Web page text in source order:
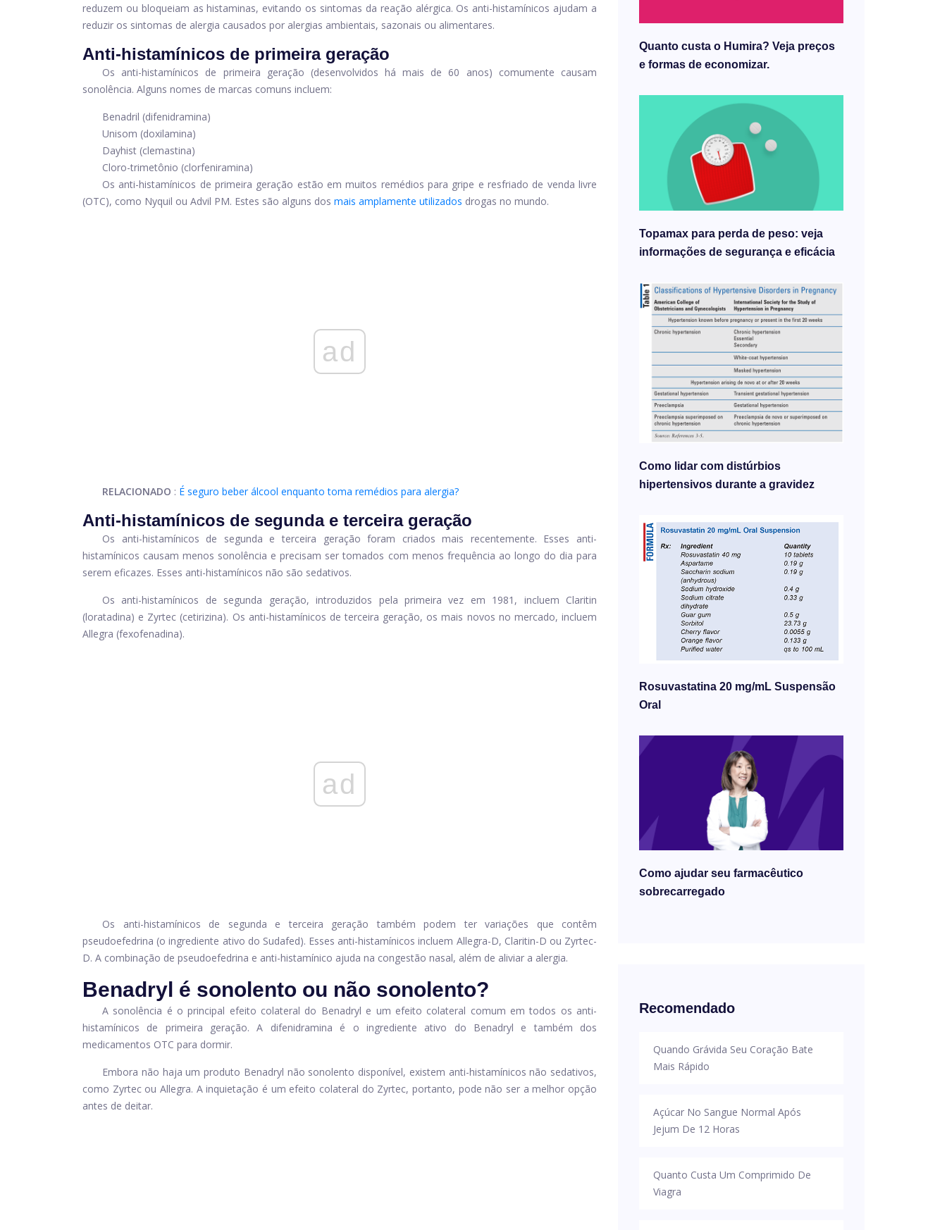
reduzem ou bloqueiam as histaminas, evitando os sintomas da reação alérgica. Os anti-histamínicos ajudam a
reduzir os sintomas de alergia causados ​​por alergias ambientais, sazonais ou alimentares.
Anti-histamínicos de primeira geração
Os anti-histamínicos de primeira geração (desenvolvidos há mais de 60 anos) comumente causam
sonolência. Alguns nomes de marcas comuns incluem:
Benadril (difenidramina)
Unisom (doxilamina)
Dayhist (clemastina)
Cloro-trimetônio (clorfeniramina)
Os anti-histamínicos de primeira geração estão em muitos remédios para gripe e resfriado de venda livre
(OTC), como Nyquil ou Advil PM. Estes são alguns dos mais amplamente utilizados drogas no mundo.
ad
RELACIONADO : É seguro beber álcool enquanto toma remédios para alergia?
Anti-histamínicos de segunda e terceira geração
Os anti-histamínicos de segunda e terceira geração foram criados mais recentemente. Esses anti-
histamínicos causam menos sonolência e precisam ser tomados com menos frequência ao longo do dia para
serem eficazes. Esses anti-histamínicos não são sedativos.
Os anti-histamínicos de segunda geração, introduzidos pela primeira vez em 1981, incluem Claritin
(loratadina) e Zyrtec (cetirizina). Os anti-histamínicos de terceira geração, os mais novos no mercado, incluem
Allegra (fexofenadina).
ad
Os anti-histamínicos de segunda e terceira geração também podem ter variações que contêm
pseudoefedrina (o ingrediente ativo do Sudafed). Esses anti-histamínicos incluem Allegra-D, Claritin-D ou Zyrtec-
D. A combinação de pseudoefedrina e anti-histamínico ajuda na congestão nasal, além de aliviar a alergia.
Benadryl é sonolento ou não sonolento?
A sonolência é o principal efeito colateral do Benadryl e um efeito colateral comum em todos os anti-
histamínicos de primeira geração. A difenidramina é o ingrediente ativo do Benadryl e também dos
medicamentos OTC para dormir.
Embora não haja um produto Benadryl não sonolento disponível, existem anti-histamínicos não sedativos,
como Zyrtec ou Allegra. A inquietação é um efeito colateral do Zyrtec, portanto, pode não ser a melhor opção
antes de deitar.
Quanto custa o Humira? Veja preços
e formas de economizar.
Topamax para perda de peso: veja
informações de segurança e eficácia
Como lidar com distúrbios
hipertensivos durante a gravidez
Rosuvastatina 20 mg/mL Suspensão
Oral
Como ajudar seu farmacêutico
sobrecarregado
Recomendado
Quando Grávida Seu Coração Bate
Mais Rápido
Açúcar No Sangue Normal Após
Jejum De 12 Horas
Quanto Custa Um Comprimido De
Viagra